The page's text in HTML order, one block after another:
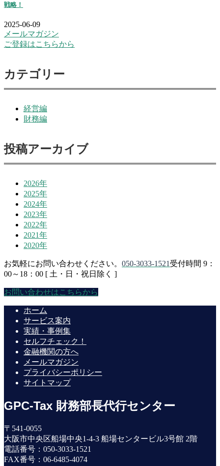
戦略！
2025-06-09
メールマガジン
ご登録はこちらから
カテゴリー
経営編
財務編
投稿アーカイブ
2026年
2025年
2024年
2023年
2022年
2021年
2020年
お気軽にお問い合わせください。 050-3033-1521 受付時間 9：
00～18：00 [ 土・日・祝日除く ]
お問い合わせはこちらから
ホーム
サービス案内
実績・事例集
セルフチェック！
金融機関の方へ
メールマガジン
プライバシーポリシー
サイトマップ
GPC-Tax 財務部長代行センター
〒541-0055
大阪市中央区船場中央1-4-3 船場センタービル3号館 2階
電話番号：050-3033-1521
FAX番号：06-6485-4074